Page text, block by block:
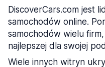
DiscoverCars.com jest
samochodów online.
samochodów wielu
najlepszej dla swojej
Wiele innych witryn